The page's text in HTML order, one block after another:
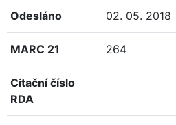
Odesláno 02. 05. 2018
MARC 21 264
Citační číslo
RDA